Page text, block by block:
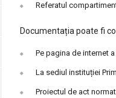
Referatul
Documentația poate fi
Pe pagina de internet
La sediul instituției
Proiectul de act